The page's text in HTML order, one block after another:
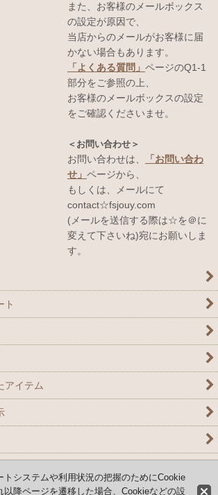
また、お客様のメールボックス
の設定が原因で、
当店からのメールがお客様に届
かない場合もあります。
「よくある質問」 ページのQ1-1
部分をご参照の上、
お客様のメールボックスの設定
をご確認くださいませ。
＜お問い合わせ＞
お問い合わせは、
「お問い合わ
せ」 ページから、
もしくは、メールにて
contact☆fsjouy.com
(メールを送信する際は☆を＠に
変えて下さいね)宛にお願いしま
す。
ト
アイテム
トシステムや利用状況の把握のためにCookie
以降ページを遷移した場合、Cookieなどの設